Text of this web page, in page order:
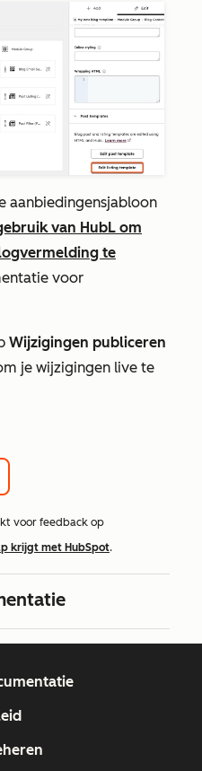
aanbiedingensjabloon
van HubL om
te
voor
Wijzigingen publiceren
je wijzigingen live te
voor feedback op
krijgt met HubSpot.